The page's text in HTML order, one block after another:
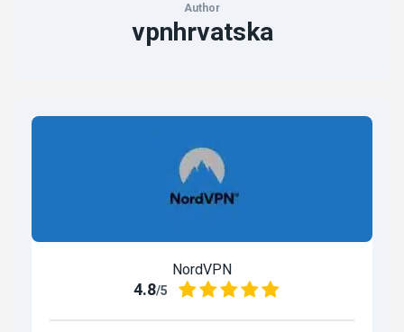
Author
vpnhrvatska
NordVPN
4.8/5